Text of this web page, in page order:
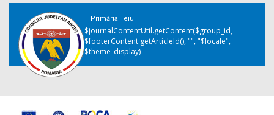
Primăria Teiu
$journalContentUtil.getContent($group_id,
$footerContent.getArticleId(), "", "$locale",
$theme_display)